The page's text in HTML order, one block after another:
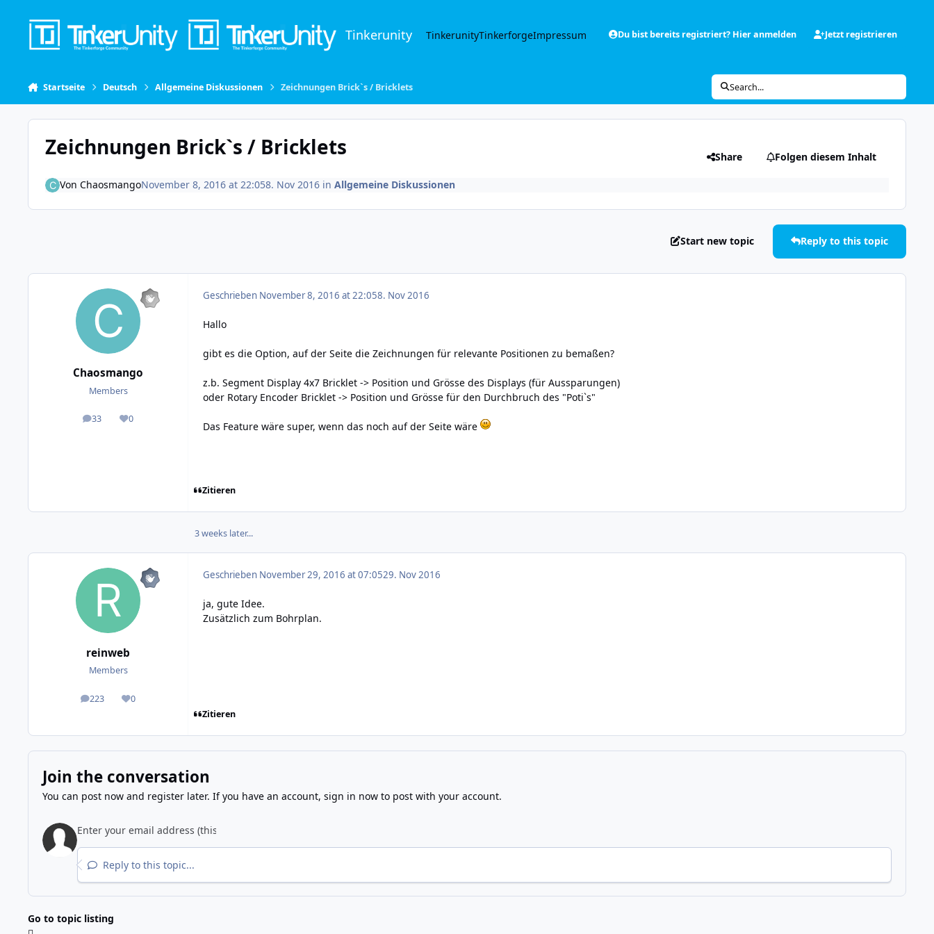
Tinkerunity TinkerunityTinkerforgeImpressum Du bist bereits registriert? Hier anmelden Jetzt registrieren
Startseite Deutsch Allgemeine Diskussionen Zeichnungen Brick`s / Bricklets Search...
Zeichnungen Brick`s / Bricklets Share Folgen diesem Inhalt
Von ChaosmangoNovember 8, 2016 at 22:058. Nov 2016in Allgemeine Diskussionen
Start new topic Reply to this topic
Chaosmango
Members
33
posts 0
Reputation
Geschrieben November 8, 2016 at 22:058. Nov 2016
Hallo
gibt es die Option, auf der Seite die Zeichnungen für relevante Positionen zu bemaßen?
z.b. Segment Display 4x7 Bricklet -> Position und Grösse des Displays (für Aussparungen)
oder Rotary Encoder Bricklet -> Position und Grösse für den Durchbruch des "Poti`s"
Das Feature wäre super, wenn das noch auf der Seite wäre
Zitieren
3 weeks later...
reinweb
Members
223
posts 0
Reputation
Geschrieben November 29, 2016 at 07:0529. Nov 2016
ja, gute Idee.
Zusätzlich zum Bohrplan.
Zitieren
Join the conversation
You can post now and register later. If you have an account, sign in nowto post with your account.
Reply to this topic...
Go to topic listing